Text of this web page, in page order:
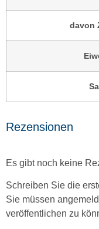
davon
Rezensionen
Es gibt noch keine
Schreiben Sie die
Sie müssen
veröffentlichen zu